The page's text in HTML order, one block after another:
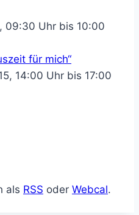
09:30 Uhr bis 10:00
für mich“
14:00 Uhr bis 17:00
als RSS oder Webcal.